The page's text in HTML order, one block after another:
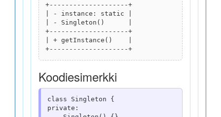
Vektori ja oliolista
Assosiaatio
Koostaminen
Abstrakti luokka
Interface luokka
Staattinen luokka
+--------------------+
| - instance: static |
| - Singleton()      |
+--------------------+
| + getInstance()    |
Koodiesimerkki
class Singleton {
private: